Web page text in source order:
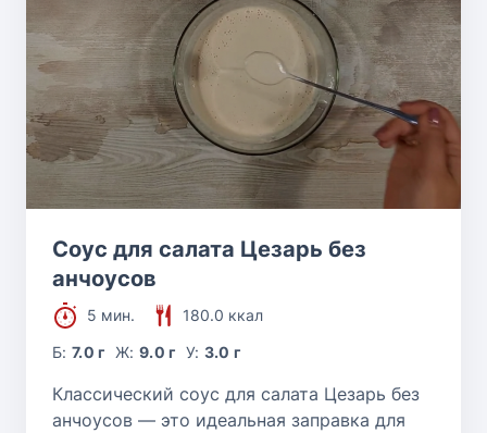
Соус для салата Цезарь без
анчоусов
5 мин.
180.0 ккал
Б:7.0 г Ж: 9.0 г У: 3.0 г
Классический соус для салата Цезарь без
анчоусов — это идеальная заправка для